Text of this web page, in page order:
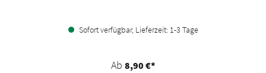
Sofort verfügbar, Lieferzeit: 1-3 Tage
Ab 8,90 €*